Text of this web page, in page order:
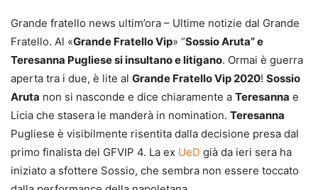
Grande fratello news ultim’ora – Ultime notizie dal Grande
Fratello. Al «Grande Fratello Vip» “Sossio Aruta” e
Teresanna Pugliese si insultano e litigano. Ormai è guerra
aperta tra i due, è lite al Grande Fratello Vip 2020! Sossio
Aruta non si nasconde e dice chiaramente a Teresanna e
Licia che stasera le manderà in nomination. Teresanna
Pugliese è visibilmente risentita dalla decisione presa dal
primo finalista del GFVIP 4. La ex UeD già da ieri sera ha
iniziato a sfottere Sossio, che sembra non essere toccato